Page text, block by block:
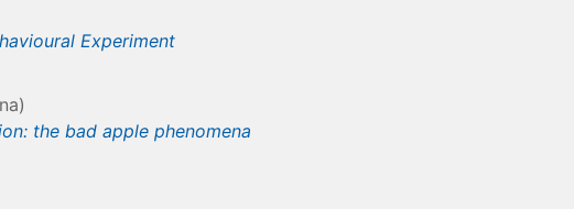
Experiment
the bad apple phenomena